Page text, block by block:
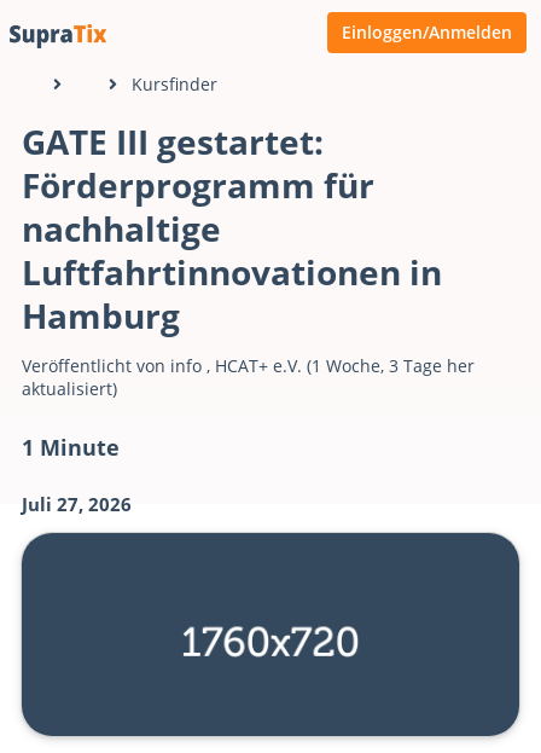
Einloggen/Anmelden
Kursfinder
1 Minute
Juli 27, 2026
GATE III gestartet:
Förderprogramm für
nachhaltige
Luftfahrtinnovationen in
Hamburg
Veröffentlicht von info, HCAT+ e.V. (1 Woche, 3 Tage her
aktualisiert)